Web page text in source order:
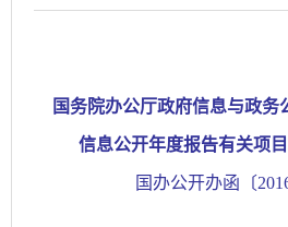
国务院办公厅政府信息与政务
信息公开年度报告有关项
国办公开办函〔